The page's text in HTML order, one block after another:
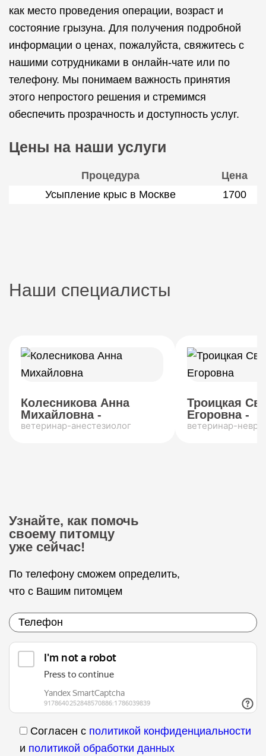
как место проведения операции, возраст и
состояние грызуна. Для получения подробной
информации о ценах, пожалуйста, свяжитесь с
нашими сотрудниками в онлайн-чате или по
телефону. Мы понимаем важность принятия
этого непростого решения и стремимся
обеспечить прозрачность и доступность услуг.
Цены на наши услуги
Процедура
Цена
Усыпление крыс в Москве
1700
Наши специалисты
Колесникова Анна
Михайловна -
ветеринар-анестезиолог
Троицкая
Егоровна -
ветеринар-
Узнайте, как помочь
своему питомцу
уже сейчас!
По телефону сможем определить,
что с Вашим питомцем
Согласен с политикой конфиденциальности
и политикой обработки данных